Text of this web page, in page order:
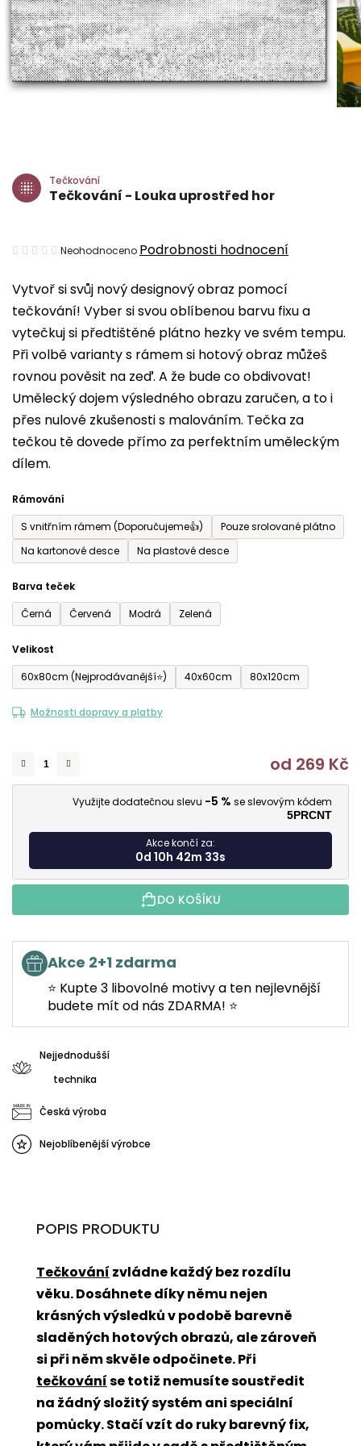
Vytvoř si svůj nový designový obraz pomocí
tečkování! Vyber si svou oblíbenou barvu fixu a
vytečkuj si předtištěné plátno hezky ve svém tempu.
Při volbě varianty s rámem si hotový obraz můžeš
rovnou pověsit na zeď. A že bude co obdivovat!
Umělecký dojem výsledného obrazu zaručen, a to i
přes nulové zkušenosti s malováním. Tečka za
tečkou tě dovede přímo za perfektním uměleckým
dílem.
Rámování
S vnitřním rámem (Doporučujeme👍)
Pouze srolované plátno
Na kartonové desce
Na plastové desce
Barva teček
Černá
Červená Modrá Zelená
Velikost
60x80cm (Nejprodávanější⭐)
40x60cm 80x120cm
Možnosti dopravy a platby
od 269 Kč
Využijte dodatečnou slevu -5 % se slevovým kódem
5PRCNT
Akce končí za:
0d 10h 42m 33s
DO KOŠÍKU
Akce 2+1 zdarma
⭐ Kupte 3 libovolné motivy a ten nejlevnější
budete mít od nás ZDARMA! ⭐
Nejjednodušší
technika
Česká výroba
Nejoblíbenější výrobce
Tečkování
Tečkování - Louka uprostřed hor
Průměrné
produktu
je
0,0
z
5
hvězdiček.
Neohodnoceno Podrobnosti hodnocení
POPIS PRODUKTU
Tečkování zvládne každý bez rozdílu
věku. Dosáhnete díky němu nejen
krásných výsledků v podobě barevně
sladěných hotových obrazů, ale zároveň
si při něm skvěle odpočinete. Při
tečkováníse totiž nemusíte soustředit
na žádný složitý systém ani speciální
pomůcky. Stačí vzít do ruky barevný fix,